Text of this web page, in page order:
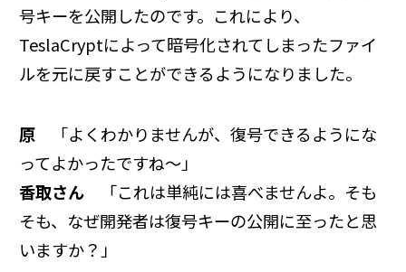
号キーを公開したのです。これにより、
TeslaCryptによって暗号化されてしまったファイ
ルを元に戻すことができるようになりました。
原
「よくわかりませんが、復号できるようにな
ってよかったですね～」
香取さん
「これは単純には喜べませんよ。そも
そも、なぜ開発者は復号キーの公開に至ったと思
いますか？」